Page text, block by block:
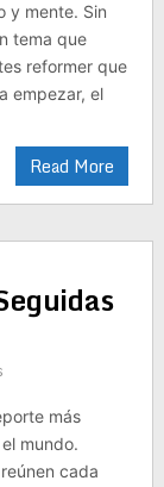
y mente. Sin
tema que
reformer que
empezar, el
Read More
más
mundo.
cada